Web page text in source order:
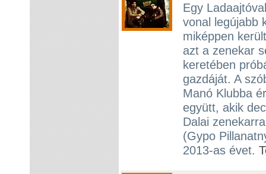
Egy
vonal legújabb
miképpen
azt a zenekar
keretében
gazdáját. A
Manó Klubba
együtt, akik
Dalai
(Gypo
2013-as évet.